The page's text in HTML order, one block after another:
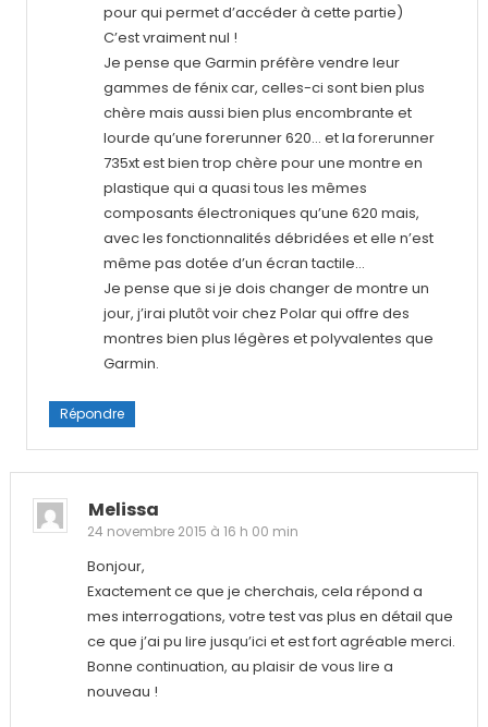
pour qui permet d’accéder à cette partie)
C’est vraiment nul !
Je pense que Garmin préfère vendre leur
gammes de fénix car, celles-ci sont bien plus
chère mais aussi bien plus encombrante et
lourde qu’une forerunner 620… et la forerunner
735xt est bien trop chère pour une montre en
plastique qui a quasi tous les mêmes
composants électroniques qu’une 620 mais,
avec les fonctionnalités débridées et elle n’est
même pas dotée d’un écran tactile…
Je pense que si je dois changer de montre un
jour, j’irai plutôt voir chez Polar qui offre des
montres bien plus légères et polyvalentes que
Garmin.
Répondre
Melissa
24 novembre 2015 à 16 h 00 min
Bonjour,
Exactement ce que je cherchais, cela répond a
mes interrogations, votre test vas plus en détail que
ce que j’ai pu lire jusqu’ici et est fort agréable merci.
Bonne continuation, au plaisir de vous lire a
nouveau !